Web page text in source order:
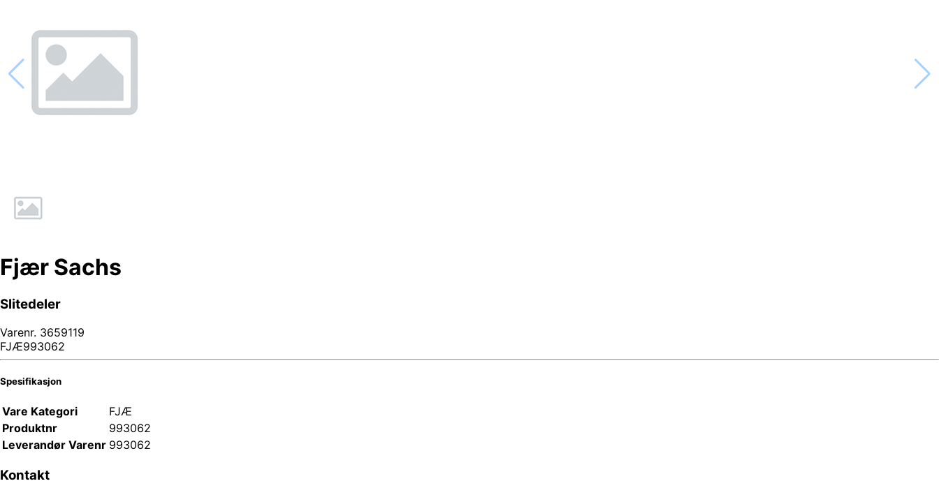
Fjær Sachs
Slitedeler
Varenr. 3659119
FJÆ993062
Spesifikasjon
Vare Kategori
FJÆ
Produktnr
993062
Leverandør Varenr 993062
Kontakt